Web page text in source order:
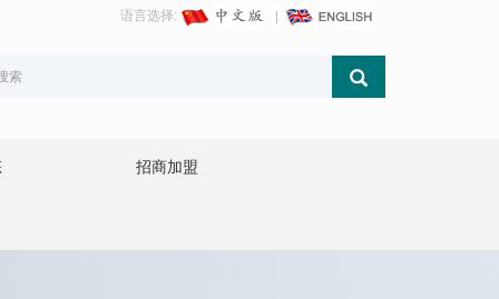
语言选择:
招商加盟